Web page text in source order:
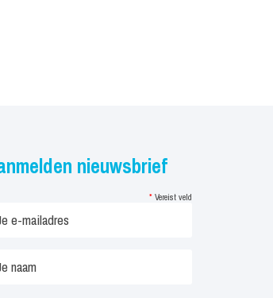
nieuwsbrief
* Vereist veld